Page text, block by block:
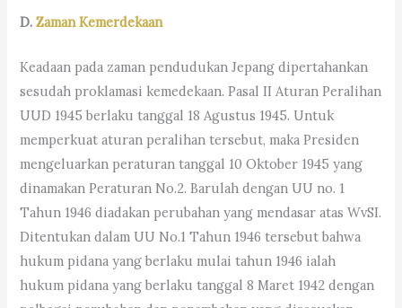
D.Zaman Kemerdekaan
Keadaan pada zaman pendudukan Jepang dipertahankan
sesudah proklamasi kemedekaan. Pasal II Aturan Peralihan
UUD 1945 berlaku tanggal 18 Agustus 1945. Untuk
memperkuat aturan peralihan tersebut, maka Presiden
mengeluarkan peraturan tanggal 10 Oktober 1945 yang
dinamakan Peraturan No.2. Barulah dengan UU no. 1
Tahun 1946 diadakan perubahan yang mendasar atas WvSI.
Ditentukan dalam UU No.1 Tahun 1946 tersebut bahwa
hukum pidana yang berlaku mulai tahun 1946 ialah
hukum pidana yang berlaku tanggal 8 Maret 1942 dengan